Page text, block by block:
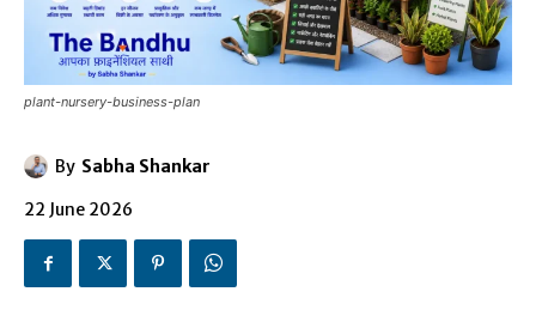
plant-nursery-business-plan
By Sabha Shankar
22 June 2026